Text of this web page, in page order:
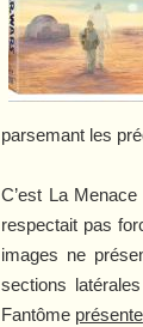
parsemant les
C’est La Menace
respectait pas
images ne
sections
Fantôme